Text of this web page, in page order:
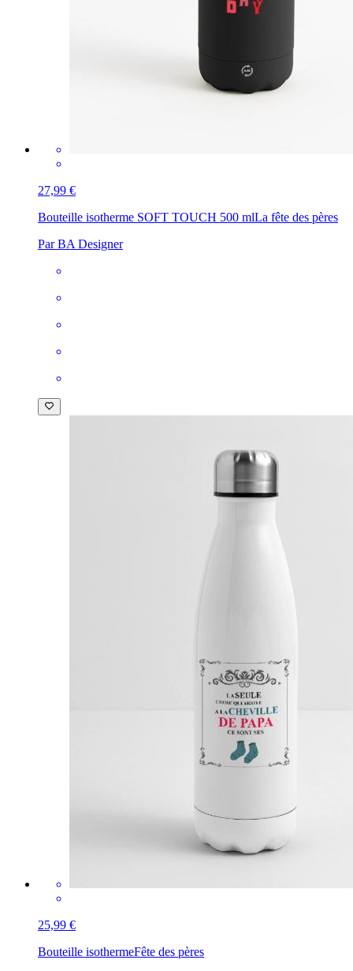
27,99 €
Bouteille isotherme SOFT TOUCH 500 mlLa fête des pères
Par BA Designer
25,99 €
Bouteille isothermeFête des pères